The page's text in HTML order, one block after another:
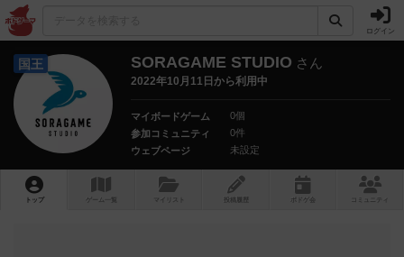
ログイン
国王 SORAGAME STUDIO さん
2022年10月11日から利用中
マイボードゲーム
0個
参加コミュニティ
0件
ウェブページ
未設定
トップ ゲーム一覧 マイリスト 投稿履歴 ボ ドゲ コミュニティ